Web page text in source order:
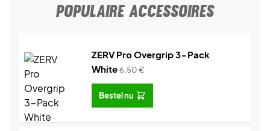
POPULAIRE ACCESSOIRES
ZERV Pro Overgrip 3-Pack
White6,50€
Bestel nu